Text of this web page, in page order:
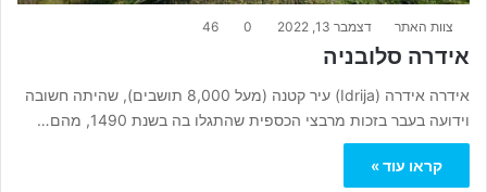
צוות האתר דצמבר 13, 2022 0
46
אידרה סלובניה
אידרה אידרה (Idrija) עיר קטנה (מעל 8,000 תושבים), שהיתה חשובה
וידועה בעבר בזכות מרבצי הכספית שהתגלו בה בשנת 1490, מהם…
קראו עוד »